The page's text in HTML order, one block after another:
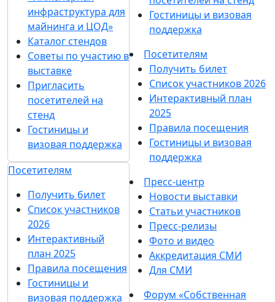
инфраструктура для
майнинга и ЦОД»
Каталог стендов
Советы по участию в
выставке
Пригласить
посетителей на
стенд
Гостиницы и
визовая поддержка
Посетителям
Получить билет
Список участников
2026
Интерактивный
план 2025
Правила посещения
Гостиницы и
визовая поддержка
Гостиницы и визовая
поддержка
Посетителям
Получить билет
Список участников 2026
Интерактивный план
2025
Правила посещения
Гостиницы и визовая
поддержка
Пресс-центр
Новости выставки
Статьи участников
Пресс-релизы
Фото и видео
Аккредитация СМИ
Для СМИ
Форум «Собственная